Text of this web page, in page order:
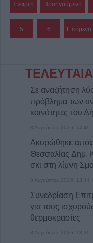
Έναρξη Προηγούμενο
5 6 Επόμενο
Σε αναζήτηση
πρόβλημα των
κοινότητες του
8 Αυγούστου 2026, 14:49
Ακυρώθηκε
Θεσσαλίας Δημ.
σκι στη λίμνη
8 Αυγούστου 2026, 13:44
Συνεδρίαση
για τους
θερμοκρασίες
8 Αυγούστου 2026, 13:30